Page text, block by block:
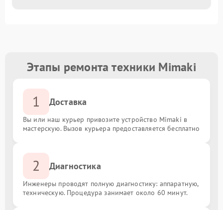
Этапы ремонта техники Mimaki
1 Доставка
Вы или наш курьер привозите устройство Mimaki в
мастерскую. Вызов курьера предоставляется бесплатно
2 Диагностика
Инженеры проводят полную диагностику: аппаратную,
техническую. Процедура занимает около 60 минут.